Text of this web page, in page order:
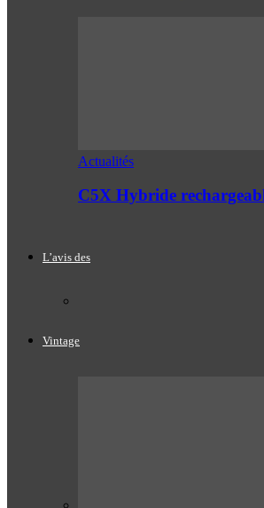
Actualités
C5X Hybride
L’avis des
Vintage